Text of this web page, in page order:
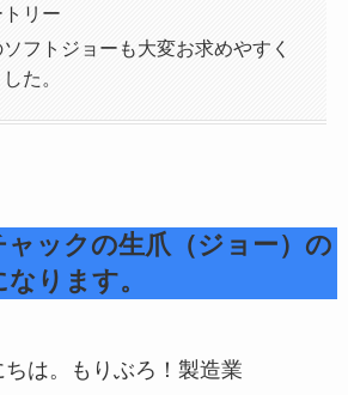
リー
フトジョーも大変お求めやすく
た。
ャックの生爪（ジョー）の
ります。
は。もりぶろ！製造業